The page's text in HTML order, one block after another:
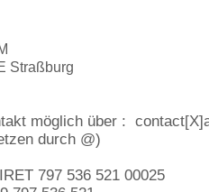
Straßburg
möglich über :
durch @)
797 536 521 00025